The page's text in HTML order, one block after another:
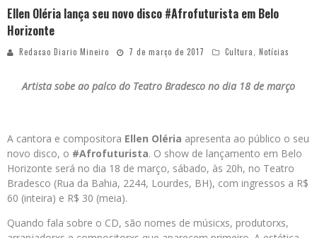
Ellen Oléria lança seu novo disco #Afrofuturista em Belo
Horizonte
Redacao Diario Mineiro 7 de março de 2017 Cultura Notícias
Artista sobe ao palco do Teatro Bradesco no dia 18 de março
A cantora e compositora Ellen Oléria apresenta ao público o seu
novo disco, o #Afrofuturista. O show de lançamento em Belo
Horizonte será no dia 18 de março, sábado, às 20h, no Teatro
Bradesco (Rua da Bahia, 2244, Lourdes, BH), com ingressos a R$
60 (inteira) e R$ 30 (meia).
Quando fala sobre o CD, são nomes de músicxs, produtorxs,